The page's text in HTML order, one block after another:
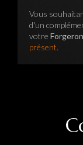
Vous
d'un
votre
présent.